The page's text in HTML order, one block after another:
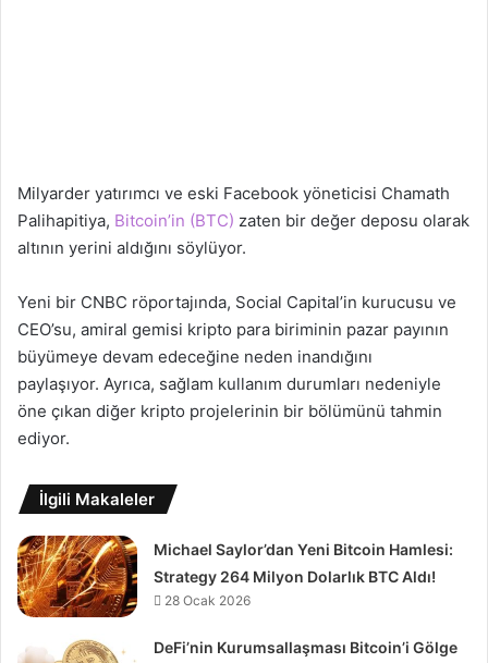
Milyarder yatırımcı ve eski Facebook yöneticisi Chamath
Palihapitiya, Bitcoin’in (BTC) zaten bir değer deposu olarak
altının yerini aldığını söylüyor.
Yeni bir CNBC röportajında, Social Capital’in kurucusu ve
CEO’su, amiral gemisi kripto para biriminin pazar payının
büyümeye devam edeceğine neden inandığını
paylaşıyor. Ayrıca, sağlam kullanım durumları nedeniyle
öne çıkan diğer kripto projelerinin bir bölümünü tahmin
ediyor.
İlgili Makaleler
Michael Saylor’dan Yeni Bitcoin Hamlesi:
Strategy 264 Milyon Dolarlık BTC Aldı!
28 Ocak 2026
DeFi’nin Kurumsallaşması Bitcoin’i Gölge